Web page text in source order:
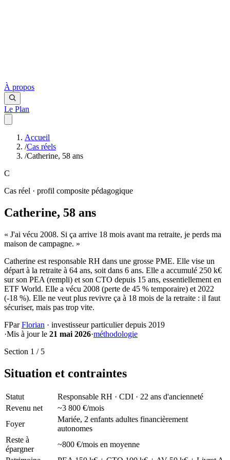
À propos
Le Plan
Accueil
/Cas réels
/Catherine, 58 ans
C
Cas réel · profil composite pédagogique
Catherine, 58 ans
« J'ai vécu 2008. Si ça arrive 18 mois avant ma retraite, je perds ma
maison de campagne. »
Catherine est responsable RH dans une grosse PME. Elle vise un
départ à la retraite à 64 ans, soit dans 6 ans. Elle a accumulé 250 k€
sur son PEA (rempli) et son CTO depuis 15 ans, essentiellement en
ETF World. Elle a vécu 2008 (perte de 45 % temporaire) et 2022
(-18 %). Elle ne veut plus revivre ça à 18 mois de la retraite : il faut
sécuriser, mais pas trop vite.
FPar Florian · investisseur particulier depuis 2019
·Mis à jour le 21 mai 2026·méthodologie
Section 1 / 5
Situation et contraintes
Statut
Responsable RH · CDI · 22 ans d'ancienneté
Revenu net
~3 800 €/mois
Foyer
Mariée, 2 enfants adultes financièrement
autonomes
Reste à
épargner
~800 €/mois en moyenne